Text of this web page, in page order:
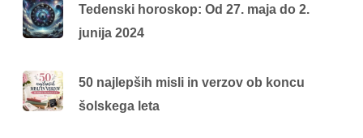
Tedenski horoskop: Od 27. maja do 2.
junija 2024
50 najlepših misli in verzov ob koncu
šolskega leta